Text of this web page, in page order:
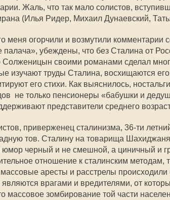
Жаль, что так мало солистов,
(Илья Ридер, Михаил Дунаевский,
меня огорчили и возмутили комментарии
убеждены, что без Сталина от
Солженицын своими романами сделал
изучают труды Сталина, восхищаются
его стихи. Как выяснилось,
не только пенсионеры «бабушки и
представители среднего
приверженец сталинизма, 36-ти
тов. Сталину на товарища
черный и не смешной, а циничный и
отношение к сталинским методам,
массовые аресты и расстрелы
врагами и вредителями, от
массовое зомбирование той части